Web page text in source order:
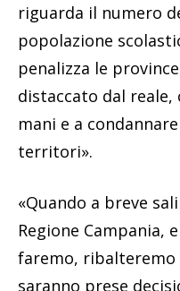
riguarda il numero
popolazione
penalizza le
distaccato dal reale,
mani e a
territori».
«Quando a breve
Regione Campania,
faremo,
saranno prese